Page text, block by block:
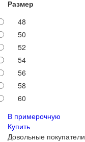
Размер
48
50
52
54
56
58
60
В примерочную
Купить
Довольные покупатели